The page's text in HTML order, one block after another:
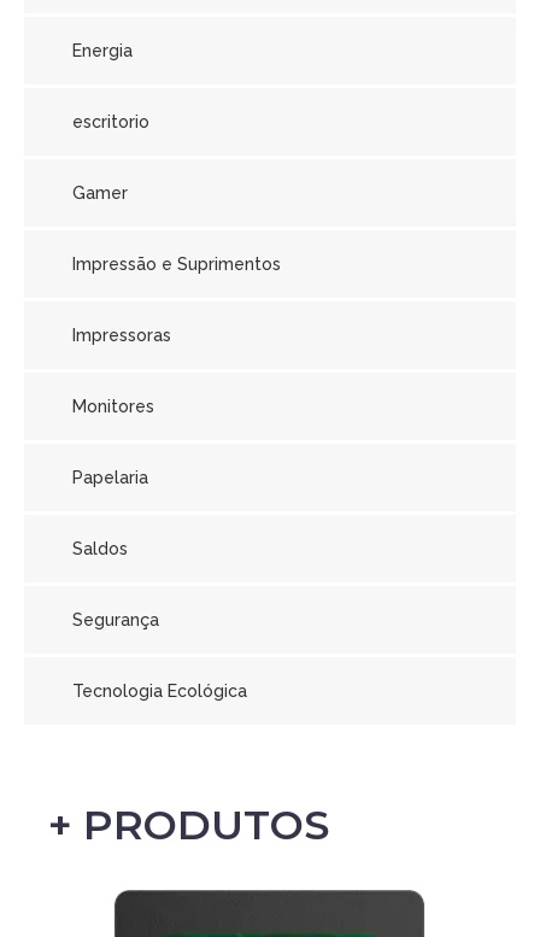
Energia
escritorio
Gamer
Impressão e Suprimentos
Impressoras
Monitores
Papelaria
Saldos
Segurança
Tecnologia Ecológica
+ PRODUTOS